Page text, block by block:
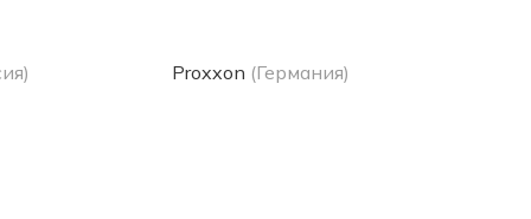
Proxxon (Германия)